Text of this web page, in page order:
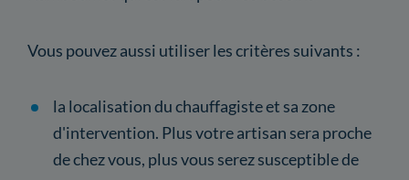
Vous pouvez aussi utiliser les critères suivants :
la localisation du chauffagiste et sa zone
d'intervention. Plus votre artisan sera proche
de chez vous, plus vous serez susceptible de